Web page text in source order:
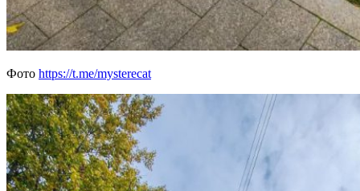
Фото https://t.me/mysterecat